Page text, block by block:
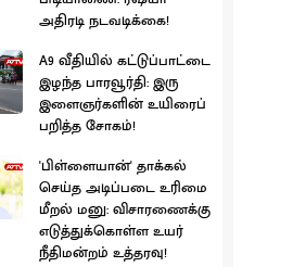
அதிரடி நடவடிக்கை!
A9 வீதியில் கட்டுப்பாட்டை
இழந்த பாரவூர்தி: இரு
இளைஞர்களின் உயிரைப்
பறித்த சோகம்!
'பிள்ளையான்' தாக்கல்
செய்த அடிப்படை உரிமை
மீறல் மனு: விசாரணைக்கு
எடுத்துக்கொள்ள உயர்
நீதிமன்றம் உத்தரவு!